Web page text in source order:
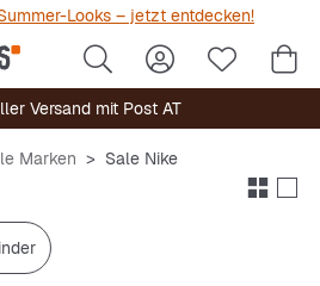
Looks – jetzt entdecken!
Versand mit Post AT
Marken Sale Nike